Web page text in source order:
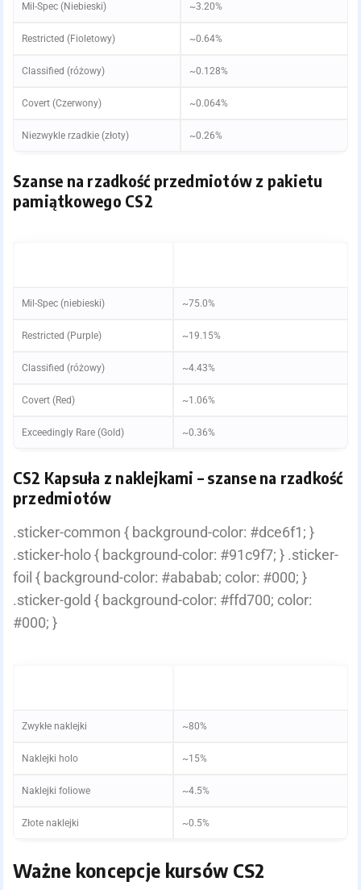
Mil-Spec (Niebieski) ~3.20%
Restricted (Fioletowy) ~0.64%
Classified (różowy) ~0.128%
Covert (Czerwony) ~0.064%
Niezwykle rzadkie (złoty) ~0.26%
Szanse na rzadkość przedmiotów z pakietu
pamiątkowego CS2
Mil-Spec (niebieski) ~75.0%
Restricted (Purple) ~19.15%
Classified (różowy) ~4.43%
Covert (Red) ~1.06%
Exceedingly Rare (Gold) ~0.36%
CS2 Kapsuła z naklejkami – szanse na rzadkość
przedmiotów
.sticker-common { background-color: #dce6f1; }
.sticker-holo { background-color: #91c9f7; } .sticker-
foil { background-color: #ababab; color: #000; }
.sticker-gold { background-color: #ffd700; color:
#000; }
Zwykłe naklejki ~80%
Naklejki holo ~15%
Naklejki foliowe ~4.5%
Złote naklejki ~0.5%
Ważne koncepcje kursów CS2